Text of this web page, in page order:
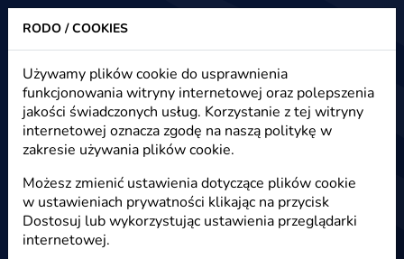
Heuristic - strony www, sklepy internetowe, e-marketing
Błąd 404 - strona gdzieś się
zapodziała
Spróbuj tych linków ...
RODO / COOKIES
Używamy plików cookie do usprawnienia
funkcjonowania witryny internetowej oraz polepszenia
jakości świadczonych usług. Korzystanie z tej witryny
internetowej oznacza zgodę na naszą politykę w
zakresie używania plików cookie.
Możesz zmienić ustawienia dotyczące plików cookie
w ustawieniach prywatności klikając na przycisk
Dostosuj lub wykorzystując ustawienia przeglądarki
internetowej.